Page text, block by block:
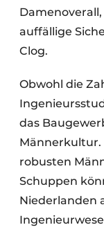
auffällige
Clog.
Obwohl die
das
Männerkultur.
robusten
Schuppen
Niederlanden